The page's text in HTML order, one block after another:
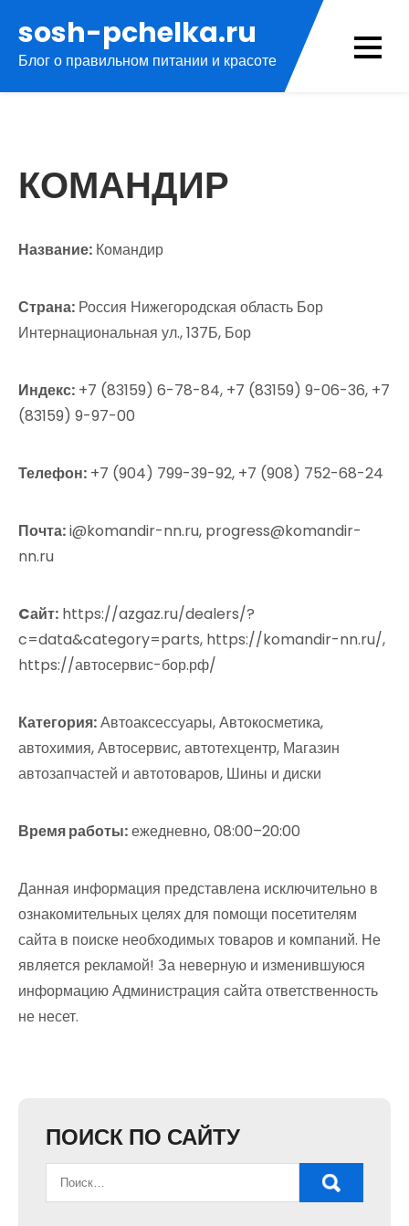
содержимому
sosh-pchelka.ru
Блог о правильном питании и красоте
КОМАНДИР
Название: Командир
Страна: Россия Нижегородская область Бор
Интернациональная ул., 137Б, Бор
Индекс: +7 (83159) 6-78-84, +7 (83159) 9-06-36, +7
(83159) 9-97-00
Телефон: +7 (904) 799-39-92, +7 (908) 752-68-24
Почта:i@komandir-nn.ru, progress@komandir-
nn.ru
Cайт: https://azgaz.ru/dealers/?
c=data&category=parts, https://komandir-nn.ru/,
https://автосервис-бор.рф/
Категория:Автоаксессуары, Автокосметика,
автохимия, Автосервис, автотехцентр, Магазин
автозапчастей и автотоваров, Шины и диски
Время работы:ежедневно, 08:00–20:00
Данная информация представлена исключительно в
ознакомительных целях для помощи посетителям
сайта в поиске необходимых товаров и компаний. Не
является рекламой! За неверную и изменившуюся
информацию Администрация сайта ответственность
не несет.
ПОИСК ПО САЙТУ